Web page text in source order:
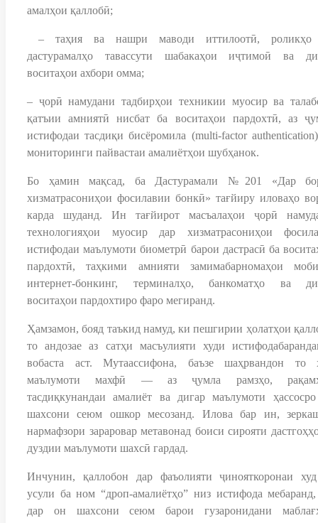
амалҳои қаллобӣ;
– таҳия ва нашри маводи иттилоотӣ, роликҳо
дастурамалҳо тавассути шабакаҳои иҷтимоӣ ва
воситаҳои ахбори омма;
– ҷорӣ намудани тадбирҳои техникии муосир ва
қатъии амниятӣ нисбат ба воситаҳои пардохтӣ, аз
истифодаи тасдиқи бисёромила (multi-factor
мониторинги пайвастаи амалиётҳои шубҳанок.
Бо ҳамин мақсад, ба Дастурамали №201 «Дар
хизматрасониҳои фосилавии бонкӣ» тағйиру иловаҳо
карда шуданд. Ин тағйирот масъалаҳои ҷорӣ
технологияҳои муосир дар хизматрасониҳои
истифодаи маълумоти биометрӣ барои дастрасӣ ба
пардохтӣ, таҳкими амнияти замимабарномаҳои
интернет-бонкинг, терминалҳо, банкоматҳо ва
воситаҳои пардохтиро фаро мегиранд.
Ҳамзамон, бояд таъкид намуд, ки пешгирии ҳолатҳои
то андозае аз сатҳи масъулияти худи
вобаста аст. Мутаассифона, баъзе шаҳрвандон то
маълумоти махфӣ — аз ҷумла рамзҳо,
тасдиқкунандаи амалиёт ва дигар маълумоти
шахсони сеюм ошкор месозанд. Илова бар ин,
нармафзори зараровар метавонад боиси сирояти
дуздии маълумоти шахсӣ гардад.
Инчунин, қаллобон дар фаъолияти ҷинояткоронаи
усули ба ном “дроп-амалиётҳо” низ истифода
дар он шахсони сеюм барои гузаронидани